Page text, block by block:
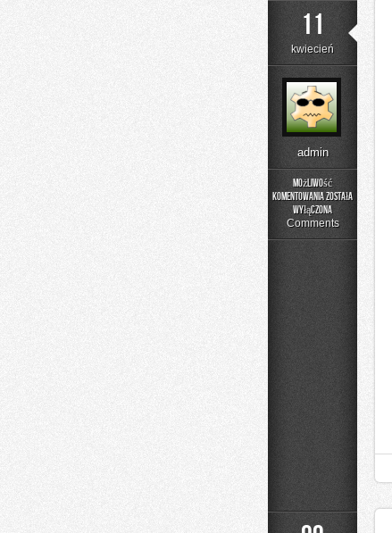
11
kwiecień
admin
Możliwość
komentowania
Premium
i
została
wyłączona
Comments